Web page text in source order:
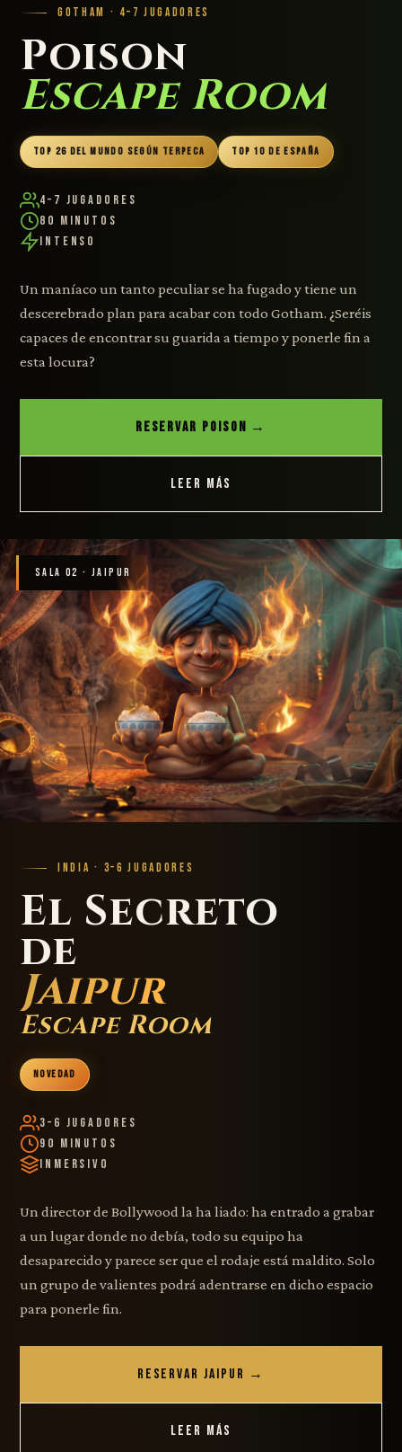
GOTHAM · 4–7 JUGADORES
Poison
Escape Room
TOP 26 DEL MUNDO SEGÚN TERPECA TOP 10 DE ESPAÑA
4–7 Jugadores
80 Minutos
Intenso
Un maníaco un tanto peculiar se ha fugado y tiene un
descerebrado plan para acabar con todo Gotham. ¿Seréis
capaces de encontrar su guarida a tiempo y ponerle fin a
esta locura?
RESERVAR POISON →
LEER MÁS
SALA 02 · JAIPUR
INDIA · 3–6 JUGADORES
El Secreto
de
Jaipur
Escape Room
NOVEDAD
3–6 Jugadores
90 Minutos
Inmersivo
Un director de Bollywood la ha liado: ha entrado a grabar
a un lugar donde no debía, todo su equipo ha
desaparecido y parece ser que el rodaje está maldito. Solo
un grupo de valientes podrá adentrarse en dicho espacio
para ponerle fin.
RESERVAR JAIPUR →
LEER MÁS